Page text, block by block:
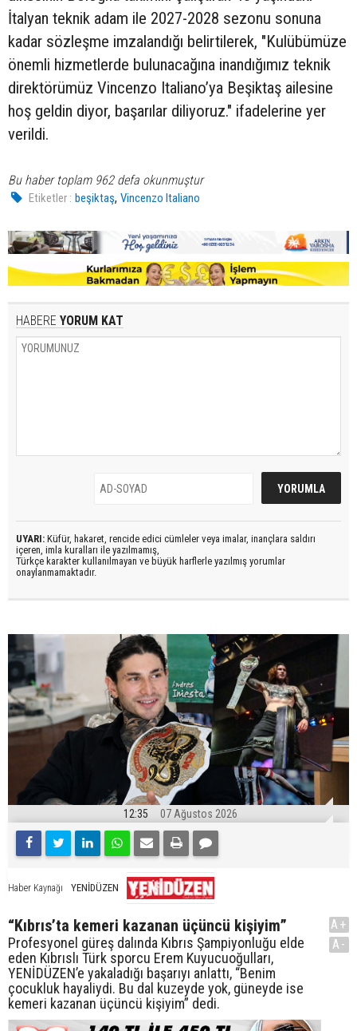
İtalyan teknik adam ile 2027-2028 sezonu sonuna
kadar sözleşme imzalandığı belirtilerek, "Kulübümüze
önemli hizmetlerde bulunacağına inandığımız teknik
direktörümüz Vincenzo Italiano’ya Beşiktaş ailesine
hoş geldin diyor, başarılar diliyoruz." ifadelerine yer
verildi.
Bu haber toplam 962 defa okunmuştur
Etiketler : beşiktaş,Vincenzo Italiano
HABERE YORUM KAT
UYARI: Küfür, hakaret, rencide edici cümleler veya imalar, inançlara saldırı
içeren, imla kuralları ile yazılmamış,
Türkçe karakter kullanılmayan ve büyük harflerle yazılmış yorumlar
onaylanmamaktadır.
12:35 07 Ağustos 2026
Haber Kaynağı YENİDÜZEN
“Kıbrıs’ta kemeri kazanan üçüncü kişiyim”
Profesyonel güreş dalında Kıbrıs Şampiyonluğu elde
eden Kıbrıslı Türk sporcu Erem Kuyucuoğulları,
YENİDÜZEN’e yakaladığı başarıyı anlattı, “Benim
çocukluk hayaliydi. Bu dal kuzeyde yok, güneyde ise
kemeri kazanan üçüncü kişiyim” dedi.
A+
A-